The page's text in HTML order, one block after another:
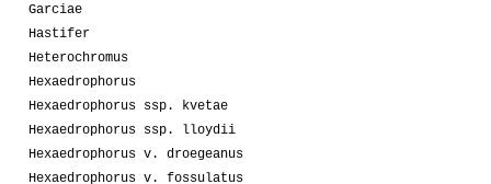
Garciae
Hastifer
Heterochromus
Hexaedrophorus
Hexaedrophorus ssp. kvetae
Hexaedrophorus ssp. lloydii
Hexaedrophorus v. droegeanus
Hexaedrophorus v. fossulatus